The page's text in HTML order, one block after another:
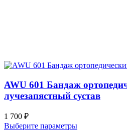
AWU 601 Бандаж
лучезапястный сустав
1 700 ₽
Выберите параметры